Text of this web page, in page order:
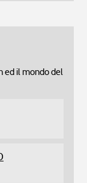
ed il mondo del